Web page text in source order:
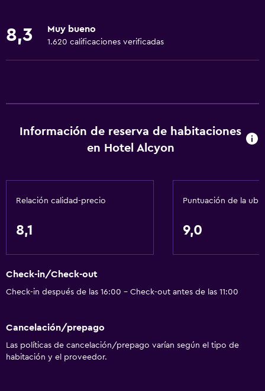
Ascensor disponible
Fregadero bajo
Inodoro con barras de apoyo
Internet
Extinguidor
Alarma de humo
8,3 Muy bueno
1.620 calificaciones verificadas
Información de reserva de habitaciones
en Hotel Alcyon
Relación calidad-precio
8,1
Puntuación de la
9,0
Check-in/Check-out
Check-in después de las 16:00 - Check-out antes de las 11:00
Cancelación/prepago
Las políticas de cancelación/prepago varían según el tipo de
habitación y el proveedor.